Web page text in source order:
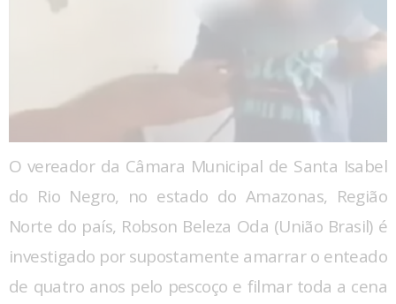
O vereador da Câmara Municipal de Santa Isabel
do Rio Negro, no estado do Amazonas, Região
Norte do país, Robson Beleza Oda (União Brasil) é
investigado por supostamente amarrar o enteado
de quatro anos pelo pescoço e filmar toda a cena